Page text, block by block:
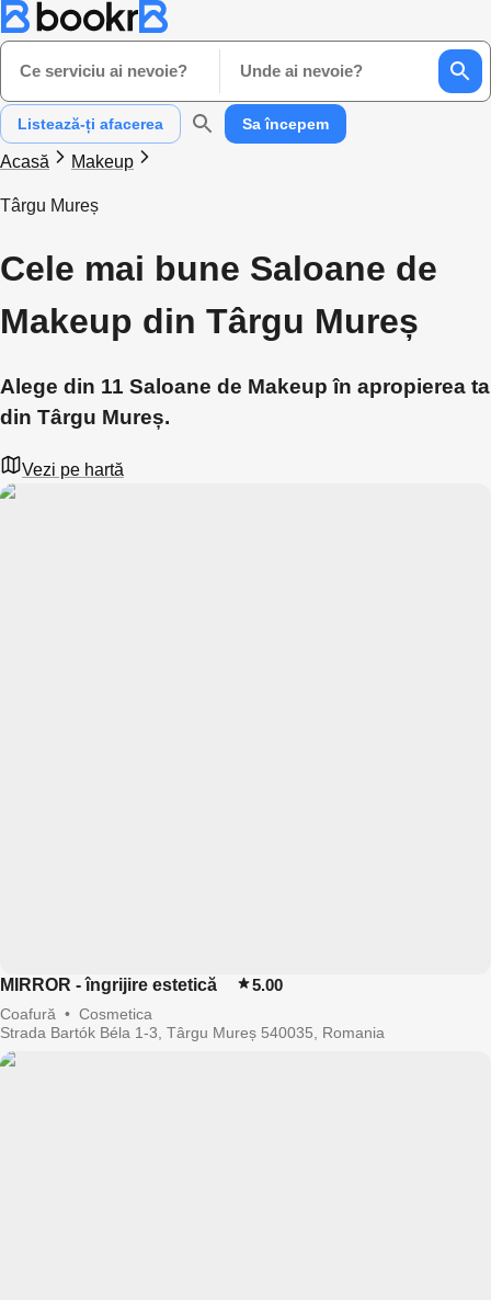
Ce serviciu ai nevoie? Unde ai nevoie?
Listează-ți afacerea Sa începem
Acasă Makeup
Târgu Mureș
Cele mai bune Saloane de
Makeup din Târgu Mureș
Alege din 11 Saloane de Makeup în apropierea ta
din Târgu Mureș.
Vezi pe hartă
MIRROR - îngrijire estetică 5.00
Coafură • Cosmetica
Strada Bartók Béla 1-3, Târgu Mureș 540035, Romania